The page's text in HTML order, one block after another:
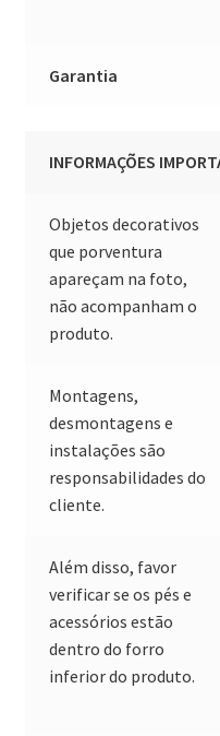
Garantia
INFORMAÇÕES
Objetos decorativos
que porventura
apareçam na foto,
não acompanham o
produto.
Montagens,
desmontagens e
instalações são
responsabilidades do
cliente.
Além disso, favor
verificar se os pés e
acessórios estão
dentro do forro
inferior do produto.